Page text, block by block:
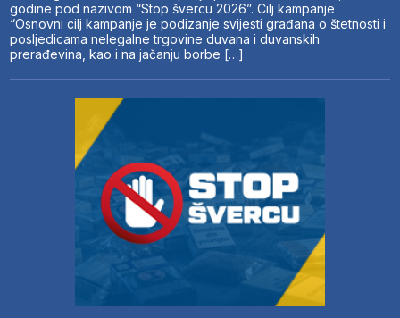
godine pod nazivom “Stop švercu 2026”. Cilj kampanje
“Osnovni cilj kampanje je podizanje svijesti građana o štetnosti i
posljedicama nelegalne trgovine duvana i duvanskih
prerađevina, kao i na jačanju borbe […]